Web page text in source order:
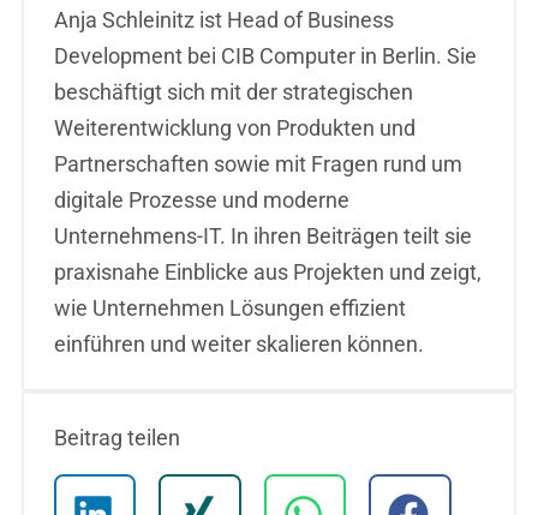
Anja Schleinitz ist Head of Business
Development bei CIB Computer in Berlin. Sie
beschäftigt sich mit der strategischen
Weiterentwicklung von Produkten und
Partnerschaften sowie mit Fragen rund um
digitale Prozesse und moderne
Unternehmens-IT. In ihren Beiträgen teilt sie
praxisnahe Einblicke aus Projekten und zeigt,
wie Unternehmen Lösungen effizient
einführen und weiter skalieren können.
Beitrag teilen